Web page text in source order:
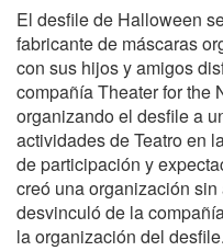
El desfile de Halloween
fabricante de máscaras
con sus hijos y amigos
compañía Theater for the
organizando el desfile a
actividades de Teatro en
de participación y
creó una organización
desvinculó de la
la organización del desfile.